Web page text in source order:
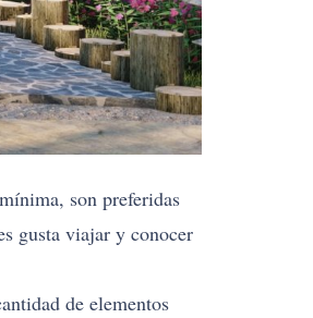
son preferidas
gusta viajar y conocer
de elementos